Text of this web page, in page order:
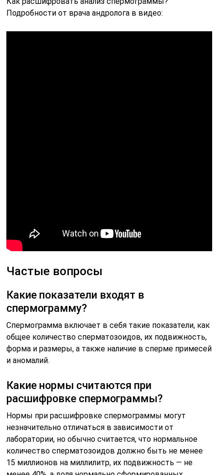
Подробности от врача андролога в видео:
Частые вопросы
Какие показатели входят в
спермограмму?
Спермограмма включает в себя такие показатели, как
общее количество сперматозоидов, их подвижность,
форма и размеры, а также наличие в сперме примесей
и аномалий.
Какие нормы считаются при
расшифровке спермограммы?
Нормы при расшифровке спермограммы могут
незначительно отличаться в зависимости от
лаборатории, но обычно считается, что нормальное
количество сперматозоидов должно быть не менее
15 миллионов на миллилитр, их подвижность — не